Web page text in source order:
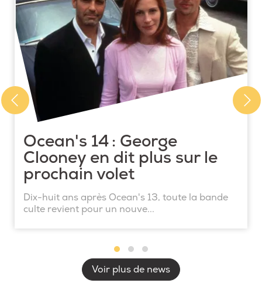
Ocean's 14 : George
Clooney en dit plus sur le
prochain volet
Dix-huit ans après Ocean's 13, toute la bande
culte revient pour un nouve...
Voir plus de news